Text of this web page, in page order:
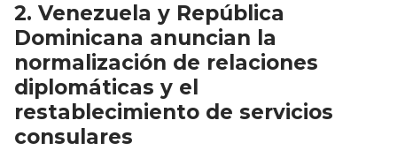
Venezuela y República
Dominicana anuncian la
normalización de relaciones
diplomáticas y el
restablecimiento de servicios
consulares